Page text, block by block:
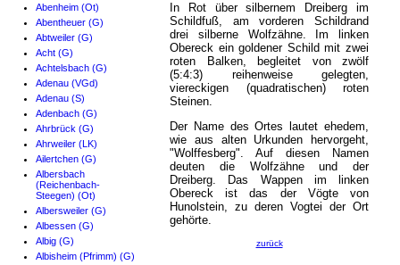
Abenheim (Ot)
Abentheuer (G)
Abtweiler (G)
Acht (G)
Achtelsbach (G)
Adenau (VGd)
Adenau (S)
Adenbach (G)
Ahrbrück (G)
Ahrweiler (LK)
Ailertchen (G)
Albersbach
(Reichenbach-
Steegen) (Ot)
Albersweiler (G)
Albessen (G)
Albig (G)
Albisheim (Pfrimm) (G)
In Rot über silbernem Dreiberg im
Schildfuß, am vorderen Schildrand
drei silberne Wolfzähne. Im linken
Obereck ein goldener Schild mit zwei
roten Balken, begleitet von zwölf
(5:4:3) reihenweise gelegten,
viereckigen (quadratischen) roten
Steinen.
Der Name des Ortes lautet ehedem,
wie aus alten Urkunden hervorgeht,
"Wolffesberg". Auf diesen Namen
deuten die Wolfzähne und der
Dreiberg. Das Wappen im linken
Obereck ist das der Vögte von
Hunolstein, zu deren Vogtei der Ort
gehörte.
zurück